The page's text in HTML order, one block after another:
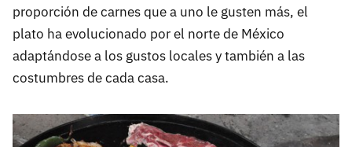
proporción de carnes que a uno le gusten más, el
plato ha evolucionado por el norte de México
adaptándose a los gustos locales y también a las
costumbres de cada casa.